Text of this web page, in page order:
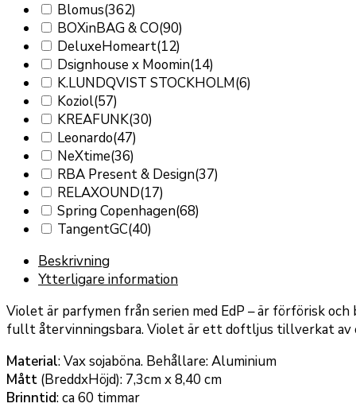
Blomus(362)
BOXinBAG & CO(90)
DeluxeHomeart(12)
Dsignhouse x Moomin(14)
K.LUNDQVIST STOCKHOLM(6)
Koziol(57)
KREAFUNK(30)
Leonardo(47)
NeXtime(36)
RBA Present & Design(37)
RELAXOUND(17)
Spring Copenhagen(68)
TangentGC(40)
Beskrivning
Ytterligare information
Violet är parfymen från serien med EdP – är förförisk
fullt återvinningsbara. Violet är ett doftljus tillverkat av
Material: Vax sojaböna. Behållare: Aluminium
Mått (BreddxHöjd): 7,3cm x 8,40 cm
Brinntid: ca 60 timmar